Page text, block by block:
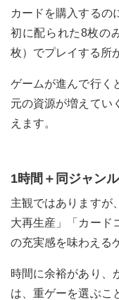
カードを購入するの
初に配られた8枚の
枚）でプレイする所
ゲームが進んで行く
元の資源が増えてい
えます。
1時間＋同ジャン
主観ではありますが
大再生産」「カード
の充実感を味わえる
時間に余裕があり、
は、重ゲーを選ぶこ